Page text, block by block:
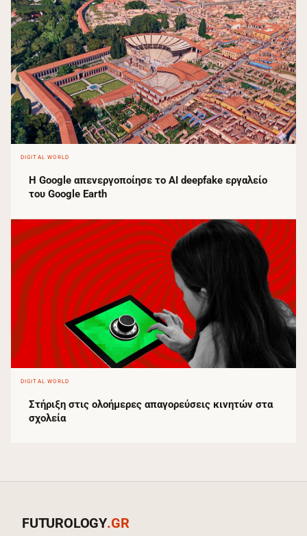
DIGITAL WORLD
Η Google απενεργοποίησε το AI deepfake εργαλείο
του Google Earth
DIGITAL WORLD
Στήριξη στις ολοήμερες απαγορεύσεις κινητών στα
σχολεία
FUTUROLOGY.GR